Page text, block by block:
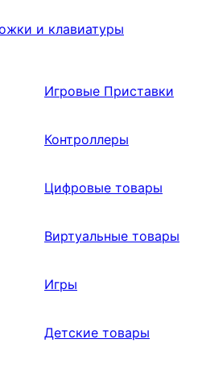
и клавиатуры
Игровые Приставки
Контроллеры
Цифровые товары
Виртуальные товары
Игры
Детские товары